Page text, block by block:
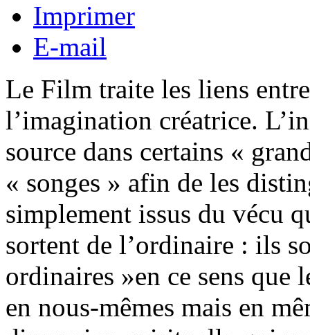
Imprimer
E-mail
Le Film traite les liens
l’imagination créatrice.
source dans certains «
« songes » afin de les
simplement issus du vécu
sortent de l’ordinaire : ils
ordinaires »en ce sens
en nous-mêmes mais en